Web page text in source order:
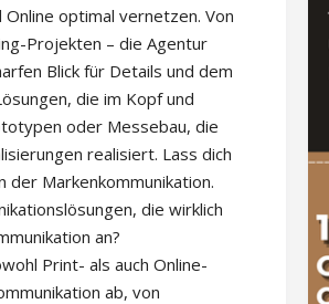
optimal vernetzen. Von
Projekten – die Agentur
Blick für Details und dem
die im Kopf und
oder Messebau, die
realisiert. Lass dich
Markenkommunikation.
die wirklich
an?
Print- als auch Online-
ab, von